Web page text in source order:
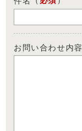
お問い合わせ内容